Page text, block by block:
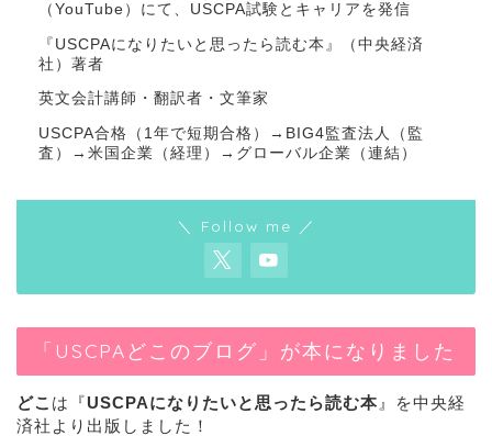
（YouTube）にて、USCPA試験とキャリアを発信
『USCPAになりたいと思ったら読む本』（中央経済
社）著者
英文会計講師・翻訳者・文筆家
USCPA合格（1年で短期合格）→BIG4監査法人（監
査）→米国企業（経理）→グローバル企業（連結）
＼ Follow me ／
「USCPAどこのブログ」が本になりました
どこ は『USCPAになりたいと思ったら読む本 』を中央経
済社より出版しました！